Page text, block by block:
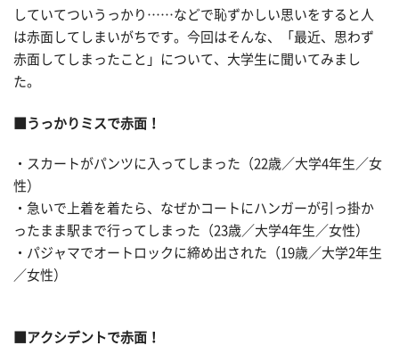
していてついうっかり……などで恥ずかしい思いをすると人
は赤面してしまいがちです。今回はそんな、「最近、思わず
赤面してしまったこと」について、大学生に聞いてみまし
た。
■うっかりミスで赤面！
・スカートがパンツに入ってしまった（22歳／大学4年生／女
性）
・急いで上着を着たら、なぜかコートにハンガーが引っ掛か
ったまま駅まで行ってしまった（23歳／大学4年生／女性）
・パジャマでオートロックに締め出された（19歳／大学2年生
／女性）
■アクシデントで赤面！